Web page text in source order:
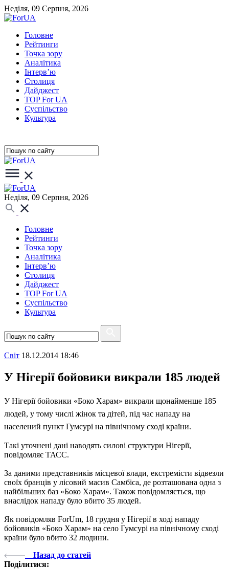
Неділя, 09 Серпня, 2026
Головне
Рейтинги
Точка зору
Аналітика
Інтерв’ю
Столиця
Дайджест
TOP For UA
Суспiльство
Культура
Неділя, 09 Серпня, 2026
Головне
Рейтинги
Точка зору
Аналітика
Інтерв’ю
Столиця
Дайджест
TOP For UA
Суспiльство
Культура
Свiт 18.12.2014 18:46
У Нігерії бойовики викрали 185 людей
У Нігерії бойовики «Боко Харам» викрали щонайменше 185
людей, у тому числі жінок та дітей, під час нападу на
населений пункт Гумсурі на північному сході країни.
Такі уточнені дані наводять силові структури Нігерії,
повідомляє ТАСС.
За даними представників місцевої влади, екстремісти відвезли
своїх бранців у лісовий масив Самбіса, де розташована одна з
найбільших баз «Боко Харам». Також повідомляється, що
внаслідок нападу було вбито 35 людей.
Як повідомляв ForUm, 18 грудня у Нігерії в ході нападу
бойовиків «Боко Харам» на село Гумсурі на північному сході
країни було вбито 32 людини.
Назад до статей
Поділитися: